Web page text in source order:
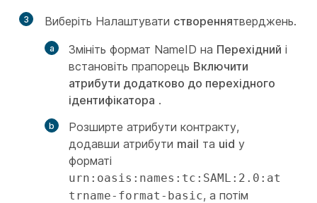
3 Виберіть Налаштувати створеннятверджень.
Змініть формат NameID на Перехідний і
встановіть прапорець Включити
атрибути додатково до перехідного
ідентифікатора .
Розширте атрибути контракту,
додавши атрибути mail та uid у
форматі
urn:oasis:names:tc:SAML:2.0:at
trname-format-basic, а потім